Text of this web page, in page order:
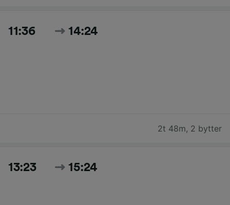
11:36 14:24
2t 48m, 2 bytter
13:23 15:24